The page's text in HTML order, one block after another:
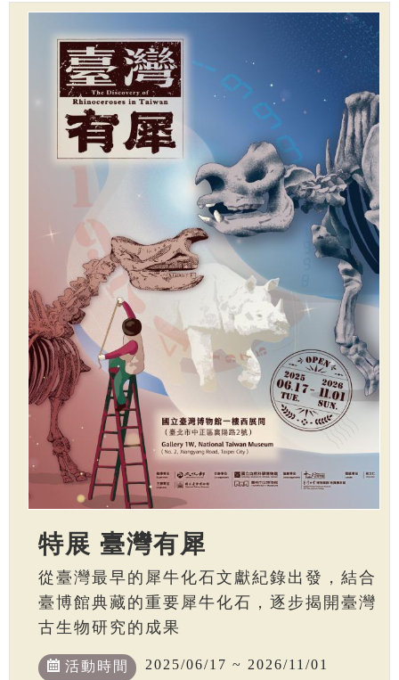
特展 臺灣有犀
從臺灣最早的犀牛化石文獻紀錄出發，結合
臺博館典藏的重要犀牛化石，逐步揭開臺灣
古生物研究的成果
活動時間 2025/06/17 ~ 2026/11/01